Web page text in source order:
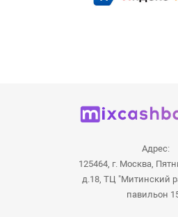
Адрес:
125464, г. Москва,
д.18, ТЦ "Митинский
павильон